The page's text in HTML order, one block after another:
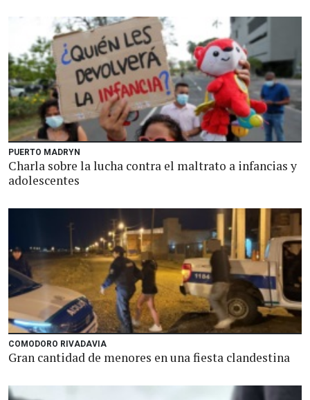
PUERTO MADRYN
Charla sobre la lucha contra el maltrato a infancias y
adolescentes
COMODORO RIVADAVIA
Gran cantidad de menores en una fiesta clandestina